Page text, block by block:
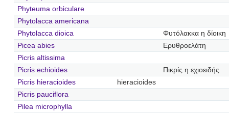
Phyteuma orbiculare
Phytolacca americana
Phytolacca dioica
Φυτόλακκα η δίοικη
Picea abies
Ερυθροελάτη
Picris altissima
Picris echioides
Πικρίς η εχιοειδής
Picris hieracioides
hieracioides
Picris pauciflora
Pilea microphylla